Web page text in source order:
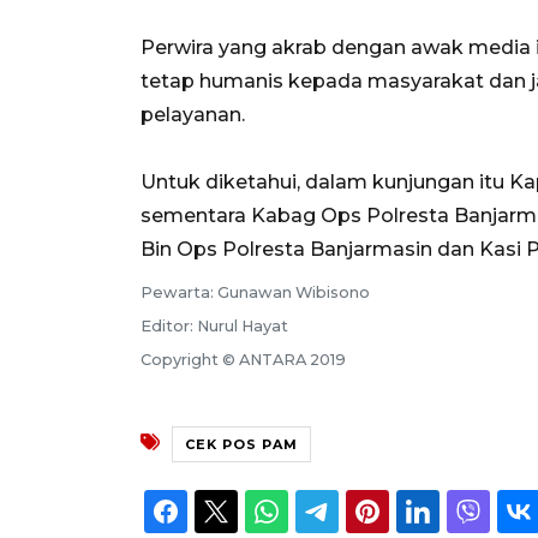
Perwira yang akrab dengan awak
tetap humanis kepada masyarakat dan
pelayanan.
Untuk diketahui, dalam kunjungan itu
sementara Kabag Ops Polresta
Bin Ops Polresta Banjarmasin dan Kasi
Pewarta: Gunawan Wibisono
Editor: Nurul Hayat
Copyright © ANTARA 2019
CEK POS PAM